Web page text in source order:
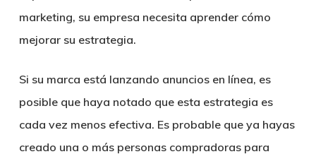
marketing, su empresa necesita aprender cómo
mejorar su estrategia.
Si su marca está lanzando anuncios en línea, es
posible que haya notado que esta estrategia es
cada vez menos efectiva. Es probable que ya hayas
creado una o más personas compradoras para